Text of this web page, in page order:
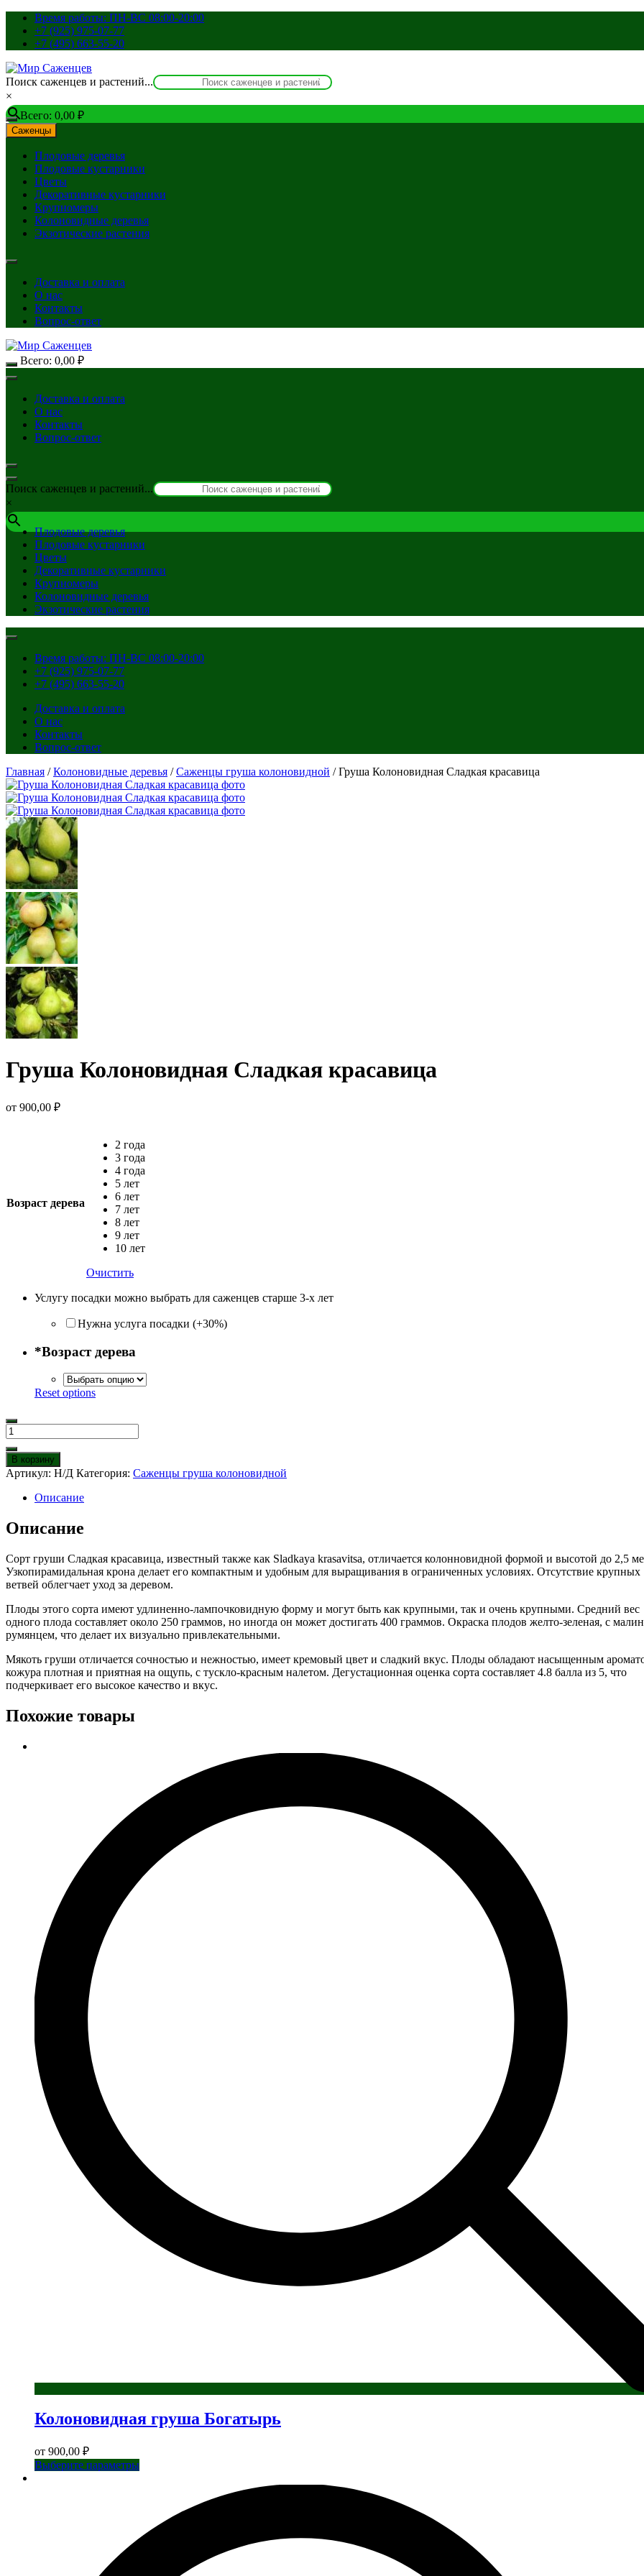
Перейти
содержимому
Время работы: ПН-ВС 08:00-20:00
+7 (925) 975-07-77
+7 (495) 663-55-20
Поиск саженцев и растений...
×
Всего: 0,00 ₽
Саженцы
Плодовые деревья
Плодовые кустарники
Цветы
Декоративные кустарники
Крупномеры
Колоновидные деревья
Экзотические растения
Доставка и оплата
О нас
Контакты
Вопрос-ответ
Всего: 0,00 ₽
Доставка и оплата
О нас
Контакты
Вопрос-ответ
Поиск саженцев и растений...
×
Плодовые деревья
Плодовые кустарники
Цветы
Декоративные кустарники
Крупномеры
Колоновидные деревья
Экзотические растения
Время работы: ПН-ВС 08:00-20:00
+7 (925) 975-07-77
+7 (495) 663-55-20
Доставка и оплата
О нас
Контакты
Вопрос-ответ
Главная /Колоновидные деревья /Саженцы груша колоновидной / Груша Колоновидная Сладкая красавица
Груша Колоновидная Сладкая красавица
от 900,00 ₽
Возраст дерева
2 года
3 года
4 года
5 лет
6 лет
7 лет
8 лет
9 лет
10 лет
Очистить
Услугу посадки можно выбрать для саженцев старше 3-х лет
Нужна услуга посадки (+30%)
*Возраст дерева
Reset options
Количество
товара
Груша
Колоновидная
Сладкая
красавица
В корзину
Артикул: Н/Д Категория: Саженцы груша колоновидной
Описание
Описание
Сорт груши Сладкая красавица, известный также как Sladkaya krasavitsa, отличается колонновидной формой и высотой до 2,5
Узкопирамидальная крона делает его компактным и удобным для выращивания в ограниченных условиях. Отсутствие крупных
ветвей облегчает уход за деревом.
Плоды этого сорта имеют удлиненно-лампочковидную форму и могут быть как крупными, так и очень крупными. Средний вес
одного плода составляет около 250 граммов, но иногда он может достигать 400 граммов. Окраска плодов желто-зеленая, с
румянцем, что делает их визуально привлекательными.
Мякоть груши отличается сочностью и нежностью, имеет кремовый цвет и сладкий вкус. Плоды обладают насыщенным
кожура плотная и приятная на ощупь, с тускло-красным налетом. Дегустационная оценка сорта составляет 4.8 балла из 5, что
подчеркивает его высокое качество и вкус.
Похожие товары
Колоновидная груша Богатырь
от 900,00 ₽
Выберите параметрыЭтот
вариаций.
Опции
можно